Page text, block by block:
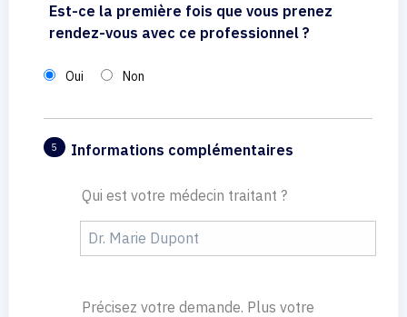
Est-ce la première fois que vous prenez
rendez-vous avec ce professionnel ?
Oui Non
5 Informations complémentaires
Qui est votre médecin traitant ?
Précisez votre demande. Plus votre